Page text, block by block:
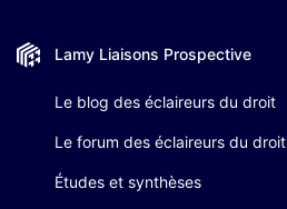
Lamy Liaisons Prospective
Le blog des éclaireurs du droit
Le forum des éclaireurs du droit
Études et synthèses